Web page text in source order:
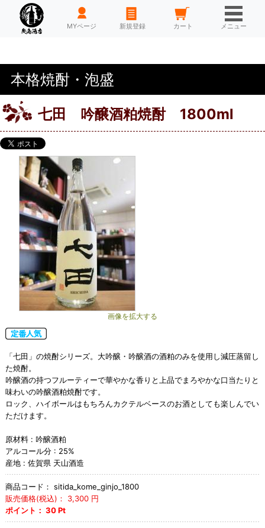
HOME MYページ 新規登録 カート メニュー
本格焼酎・泡盛
七田 吟醸酒粕焼酎 1800ml
画像を拡大する
「七田」の焼酎シリーズ。大吟醸・吟醸酒の酒粕のみを使用し減圧蒸留し
た焼酎。
吟醸酒の持つフルーティーで華やかな香りと上品でまろやかな口当たりと
味わいの吟醸酒粕焼酎です。
ロック、ハイボールはもちろんカクテルベースのお酒としても楽しんでい
ただけます。
原材料 : 吟醸酒粕
アルコール分 : 25%
産地 : 佐賀県 天山酒造
商品コード： sitida_kome_ginjo_1800
販売価格(税込)：
3,300円
ポイント： 30Pt